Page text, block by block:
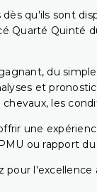
qu'ils sont
Quarté Quinté
du
et
chevaux, les
une
ou rapport
pour l'excellence